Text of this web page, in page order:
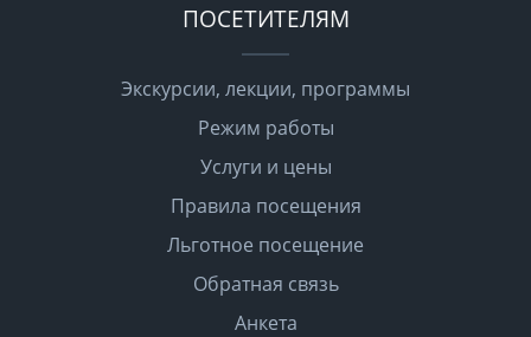
ПОСЕТИТЕЛЯМ
Экскурсии, лекции, программы
Режим работы
Услуги и цены
Правила посещения
Льготное посещение
Обратная связь
Анкета